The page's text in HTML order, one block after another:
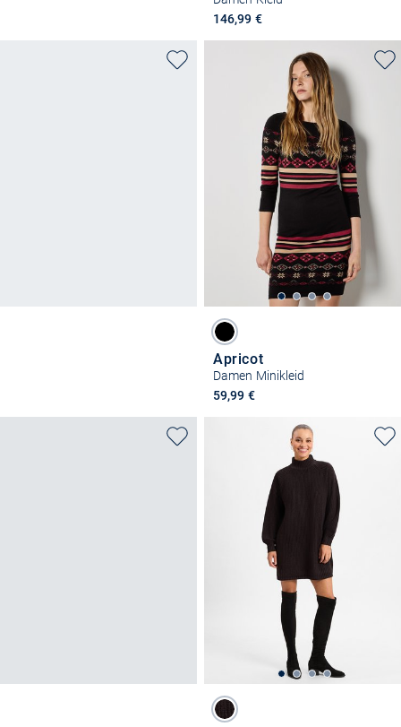
146,99 €
Apricot
Damen Minikleid
59,99 €